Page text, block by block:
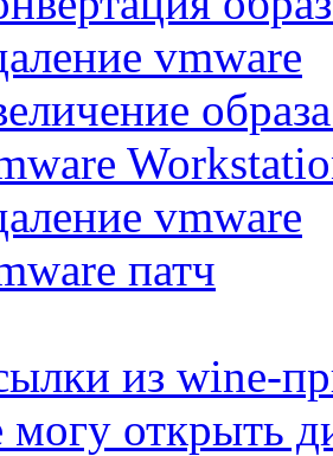
vmware
vmware
патч
из wine-
могу открыть